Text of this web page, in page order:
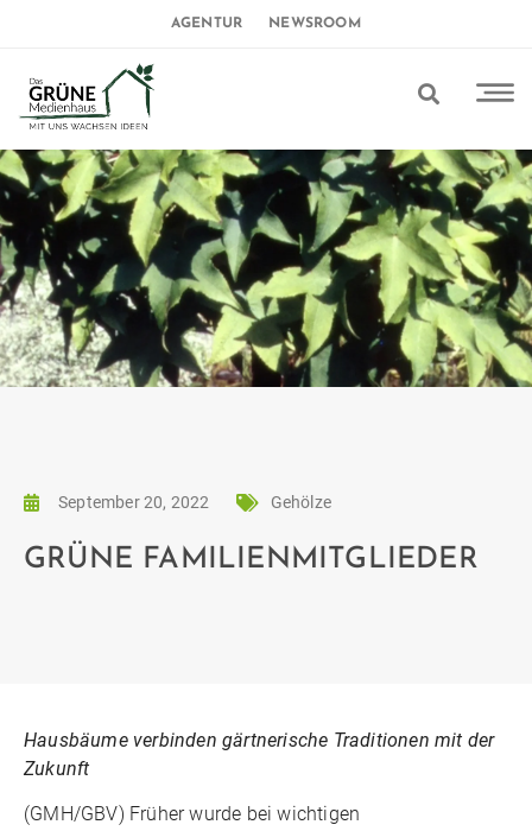
AGENTUR NEWSROOM
September 20, 2022 Gehölze
GRÜNE FAMILIENMITGLIEDER
Hausbäume verbinden gärtnerische Traditionen mit der
Zukunft
(GMH/GBV) Früher wurde bei wichtigen